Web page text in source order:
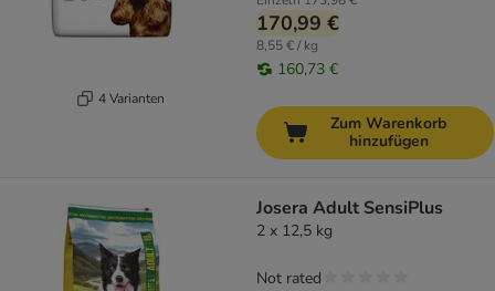
4 Varianten
170,99 €
8,55 € / kg
160,73 €
Zum Warenkorb
hinzufügen
Josera Adult SensiPlus
2 x 12,5 kg
Not rated